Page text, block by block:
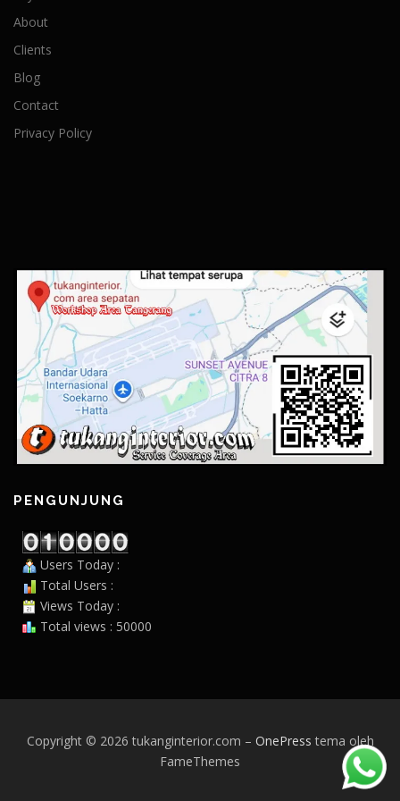
About
Clients
Blog
Contact
Privacy Policy
PENGUNJUNG
Users Today :
Total Users :
Views Today :
Total views : 50000
Copyright © 2026 tukanginterior.com – OnePress tema oleh
FameThemes